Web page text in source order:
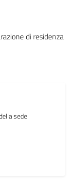
di residenza
sede